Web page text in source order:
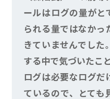
ールはログの量がと
られる量ではなかっ
きていませんでした
する中で気づいたこ
ログは必要なログだ
ているので、とても